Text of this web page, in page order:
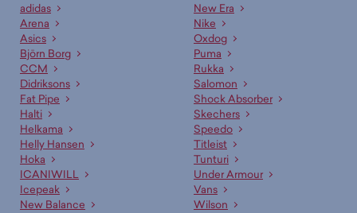
adidas
Arena
Asics
Björn Borg
CCM
Didriksons
Fat Pipe
Halti
Helkama
Helly Hansen
Hoka
ICANIWILL
Icepeak
New Balance
New Era
Nike
Oxdog
Puma
Rukka
Salomon
Shock Absorber
Skechers
Speedo
Titleist
Tunturi
Under Armour
Vans
Wilson